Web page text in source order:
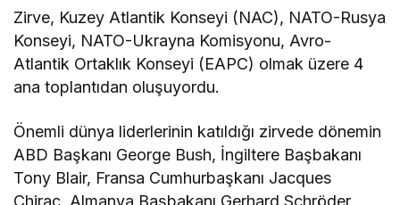
Zirve, Kuzey Atlantik Konseyi (NAC), NATO-Rusya
Konseyi, NATO-Ukrayna Komisyonu, Avro-
Atlantik Ortaklık Konseyi (EAPC) olmak üzere 4
ana toplantıdan oluşuyordu.
Önemli dünya liderlerinin katıldığı zirvede dönemin
ABD Başkanı George Bush, İngiltere Başbakanı
Tony Blair, Fransa Cumhurbaşkanı Jacques
Chirac, Almanya Başbakanı Gerhard Schröder,